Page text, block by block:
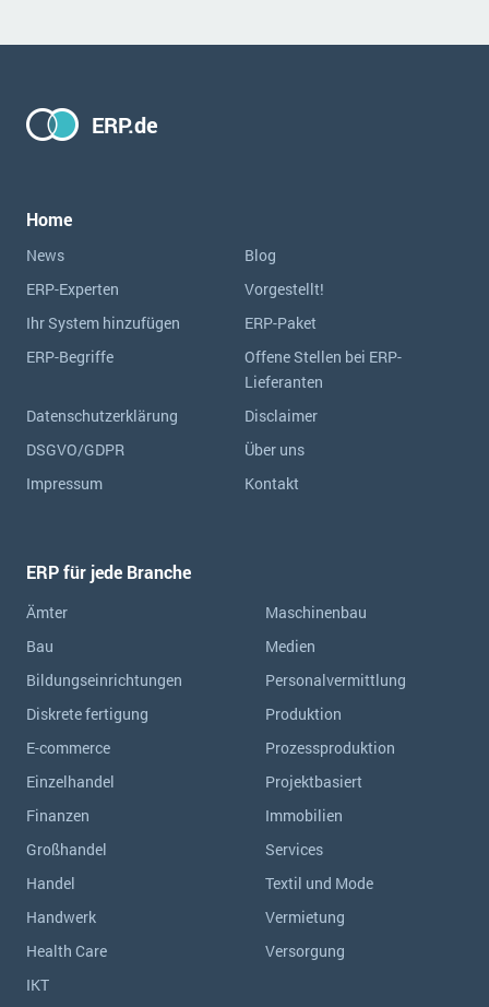
ERP.de
Home
News
Blog
ERP-Experten
Vorgestellt!
Ihr System hinzufügen
ERP-Paket
ERP-Begriffe
Offene Stellen bei ERP-
Lieferanten
Datenschutzerklärung
Disclaimer
DSGVO/GDPR
Über uns
Impressum
Kontakt
ERP für jede Branche
Ämter
Bau
Bildungseinrichtungen
Diskrete fertigung
E-commerce
Einzelhandel
Finanzen
Großhandel
Handel
Handwerk
Health Care
IKT
Maschinenbau
Medien
Personalvermittlung
Produktion
Prozessproduktion
Projektbasiert
Immobilien
Services
Textil und Mode
Vermietung
Versorgung